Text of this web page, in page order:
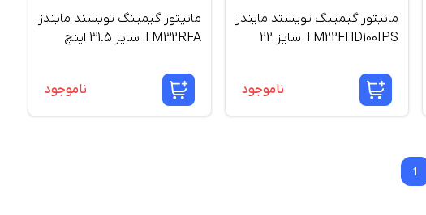
مانیتور گیمینگ تویستد مایندز
TM22FHD100IPS سایز 22
ناموجود
مانیتور گیمینگ تویسند مایندز
TM32RFA سایز 31.5 اینچ
ناموجود
11